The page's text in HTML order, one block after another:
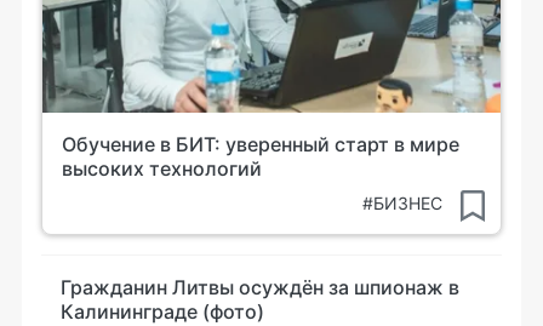
Обучение в БИТ: уверенный старт в мире
высоких технологий
#БИЗНЕС
Гражданин Литвы осуждён за шпионаж в
Калининграде (фото)